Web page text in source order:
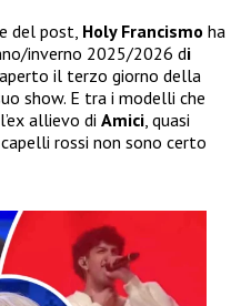
del post, Holy Francismo ha
inverno 2025/2026 di
il terzo giorno della
show. E tra i modelli che
allievo di Amici, quasi
rossi non sono certo